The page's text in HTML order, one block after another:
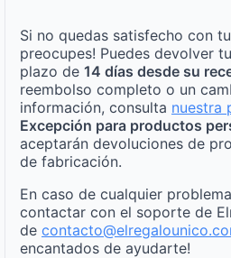
Si no quedas satisfecho con
preocupes! Puedes devolver
plazo de 14 días desde su
reembolso completo o un
información, consulta nuestra
Excepción para productos
aceptarán devoluciones de
de fabricación.
En caso de cualquier
contactar con el soporte de
de
encantados de ayudarte!